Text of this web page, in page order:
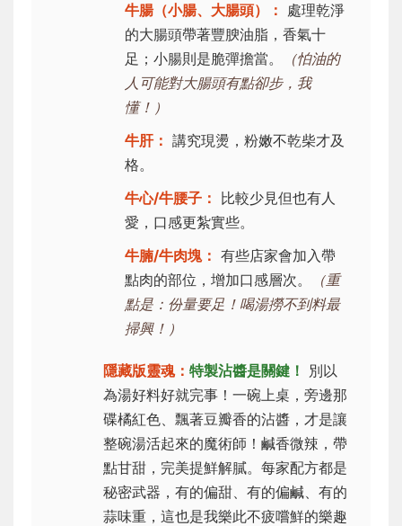
牛腸（小腸、大腸頭）： 處理乾淨
的大腸頭帶著豐腴油脂，香氣十
足；小腸則是脆彈擔當。
（怕油的
人可能對大腸頭有點卻步，我
懂！）
牛肝： 講究現燙，粉嫩不乾柴才及
格。
牛心/牛腰子：
比較少見但也有人
愛，口感更紮實些。
牛腩/牛肉塊： 有些店家會加入帶
點肉的部位，增加口感層次。
（重
點是：份量要足！喝湯撈不到料最
掃興！）
隱藏版靈魂： 特製沾醬是關鍵！
別以
為湯好料好就完事！一碗上桌，旁邊那
碟橘紅色、飄著豆瓣香的沾醬，才是讓
整碗湯活起來的魔術師！鹹香微辣，帶
點甘甜，完美提鮮解膩。每家配方都是
秘密武器，有的偏甜、有的偏鹹、有的
蒜味重，這也是我樂此不疲嚐鮮的樂趣